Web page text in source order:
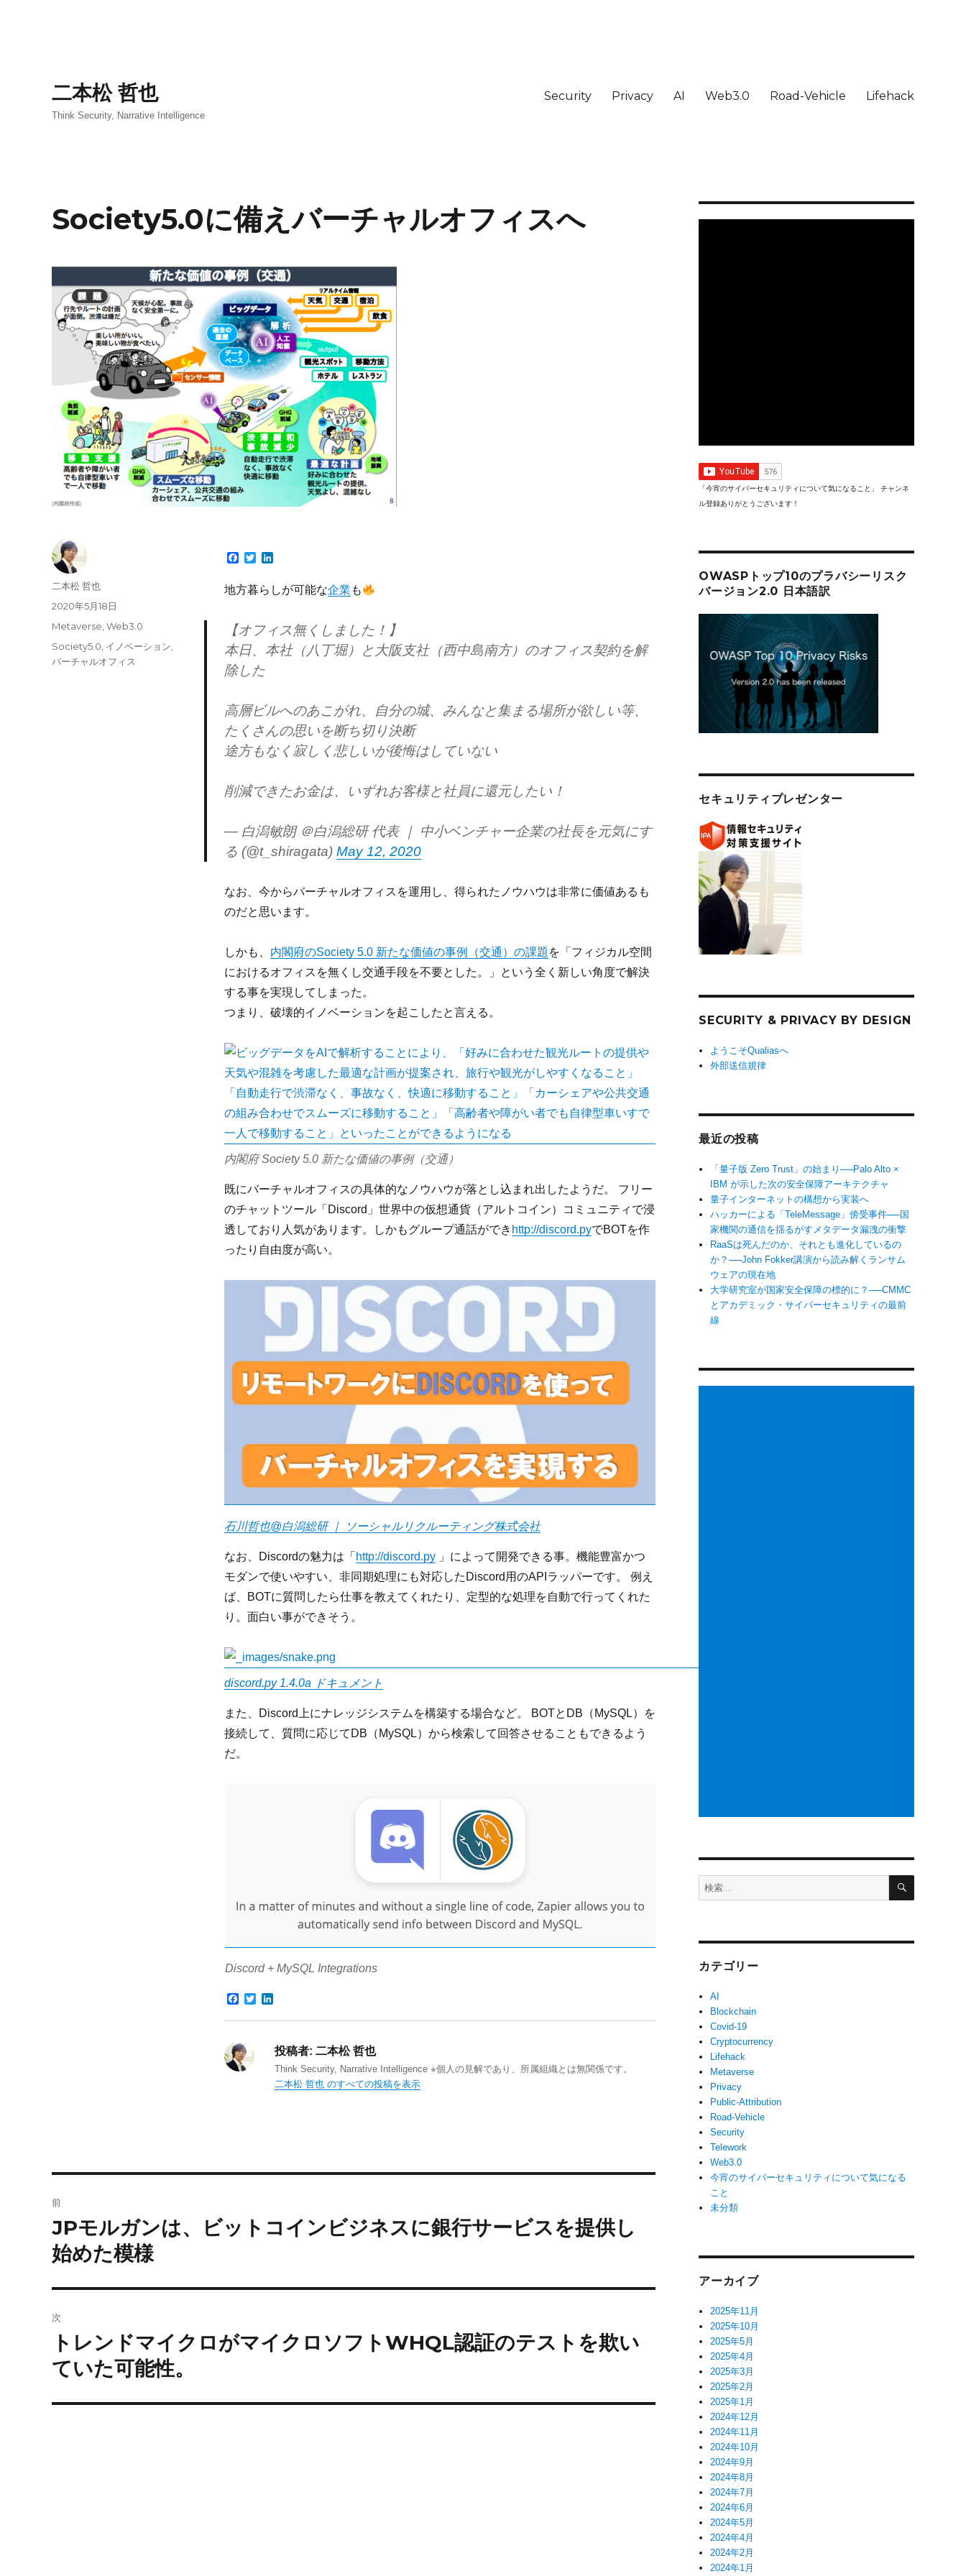
二本松 哲也
Think Security, Narrative Intelligence
Security Privacy AI Web3.0 Road-Vehicle Lifehack
Society5.0に備えバーチャルオフィスへ
F
e
o
k
T
t
r
k
I
n
地方暮らしが可能な企業 も
【オフィス無くしました！】
本日、本社（八丁堀）と大阪支社（西中島南方）のオフィス契約を解
除した
高層ビルへのあこがれ、自分の城、みんなと集まる場所が欲しい等、
たくさんの思いを断ち切り決断
途方もなく寂しく悲しいが後悔はしていない
削減できたお金は、いずれお客様と社員に還元したい！
— 白潟敏朗 ＠白潟総研 代表 ｜ 中小ベンチャー企業の社長を元気にす
る (@t_shiragata) May 12, 2020
なお、今からバーチャルオフィスを運用し、得られたノウハウは非常に価値あるも
のだと思います。
しかも、 内閣府のSociety 5.0 新たな価値の事例（交通）の課題 を「フィジカル空間
におけるオフィスを無くし交通手段を不要とした。」という全く新しい角度で解決
する事を実現してしまった。
つまり、破壊的イノベーションを起こしたと言える。
内閣府 Society 5.0 新たな価値の事例（交通）
既にバーチャルオフィスの具体的なノウハウが落とし込まれ出したようだ。 フリー
のチャットツール「Discord」世界中の仮想通貨（アルトコイン）コミュニティで浸
透しており人気があります。しかもグループ通話ができ http://discord.pyでBOTを作
ったり自由度が高い。
石川哲也@白潟総研 ｜ ソーシャルリクルーティング株式会社
なお、Discordの魅力は「 http://discord.py 」によって開発できる事。機能豊富かつ
モダンで使いやすい、非同期処理にも対応したDiscord用のAPIラッパーです。 例え
ば、BOTに質問したら仕事を教えてくれたり、定型的な処理を自動で行ってくれた
り。面白い事ができそう。
discord.py 1.4.0a ドキュメント
また、Discord上にナレッジシステムを構築する場合など。 BOTとDB（MySQL）を
接続して、質問に応じてDB（MySQL）から検索して回答させることもできるよう
だ。
Discord + MySQL Integrations
F
c
b
o
o
T
i
n
e
d
I
n
投稿者: 二本松 哲也
Think Security, Narrative Intelligence ※個人の見解であり、所属組織とは無関係です。
二本松 哲也 のすべての投稿を表示
投
二本松 哲也
投
2020年5月18日
カ
Metaverse Web3.0
タ
グ
Society5.0 イノベーション
バーチャルオフィス
稿
ナ
ゲ
ー
シ
ョ
前
前
の
投
稿:
JPモルガンは、ビットコインビジネスに銀行サービスを提供し
始めた模様
次
次
の
投
稿:
トレンドマイクロがマイクロソフトWHQL認証のテストを欺い
ていた可能性。
「今宵のサイバーセキュリティについて気になること」 チャンネ
ル登録ありがとうございます！
OWASPトップ10のプラバシーリスク
バージョン2.0 日本語訳
セキュリティプレゼンター
SECURITY & PRIVACY BY DESIGN
ようこそQualiasへ
外部送信規律
最近の投稿
「量子版 Zero Trust」の始まり──Palo Alto ×
IBM が示した次の安全保障アーキテクチャ
量子インターネットの構想から実装へ
ハッカーによる「TeleMessage」傍受事件──国
家機関の通信を揺るがすメタデータ漏洩の衝撃
RaaSは死んだのか、それとも進化しているの
か？──John Fokker講演から読み解くランサム
ウェアの現在地
大学研究室が国家安全保障の標的に？──CMMC
とアカデミック・サイバーセキュリティの最前
線
検
索:
検
カテゴリー
AI
Blockchain
Covid-19
Cryptocurrency
Lifehack
Metaverse
Privacy
Public-Attribution
Road-Vehicle
Security
Telework
Web3.0
今宵のサイバーセキュリティについて気になる
こと
未分類
アーカイブ
2025年11月
2025年10月
2025年5月
2025年4月
2025年3月
2025年2月
2025年1月
2024年12月
2024年11月
2024年10月
2024年9月
2024年8月
2024年7月
2024年6月
2024年5月
2024年4月
2024年2月
2024年1月